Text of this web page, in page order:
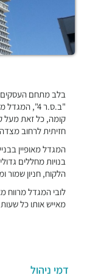
קומה, כל זאת מעל
חזיתית לרחוב
המגדל מאופיין
בנויות מחללים
הלקוח, חניון שמור
לובי המגדל מרווח
מאייש אותו כל
דמי ניהול